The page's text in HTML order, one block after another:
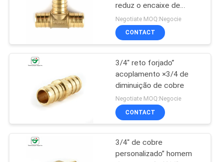
Pex Barb Fitting
Válvula de ângulo
reduz o encaixe de
tubulação do T
Negotiate MOQ:Negocie
CONTACT
3/4" reto forjado”
acoplamento ×3/4 de
diminuição de cobre
Negotiate MOQ:Negocie
CONTACT
3/4" de cobre
personalizado” homem